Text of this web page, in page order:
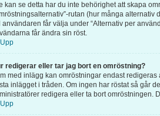
kan se detta har du inte behörighet att skapa
rutan (hur många
användaren får välja under “Alternativ per
får ändra sin röst.
Upp
redigerar eller tar jag bort en omröstning?
med inlägg kan omröstningar endast
inlägget i tråden. Om ingen har röstat så går
redigera eller ta bort omröstningen.
Upp